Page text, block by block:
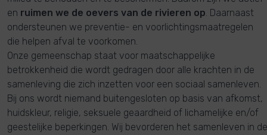
en ruimen we de oevers van de rivieren op. Daarnaast
ondersteunen we preventie- en voorlichtingsmaatregelen
die helpen afval te voorkomen.
Onze gemeenschap staat voor maatschappelijke
betrokkenheid die wordt gedragen door alle krachten in de
samenleving die zich inzetten voor een sociaal samenleven.
Bij ons wordt niemand buitengesloten op basis van afkomst,
huidskleur, religie, seksuele geaardheid of lichamelijke en/of
geestelijke beperkingen. Wij bevorderen het samenleven in de